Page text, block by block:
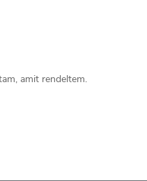
amit rendeltem.